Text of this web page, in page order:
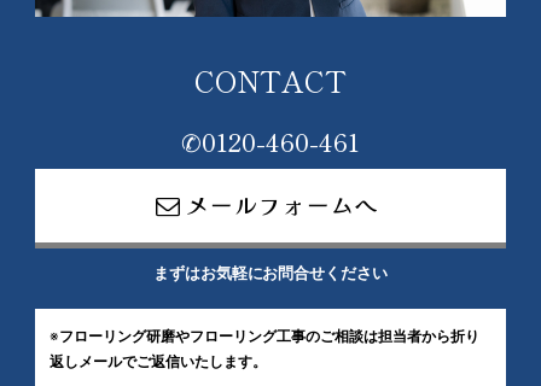
CONTACT
✆0120-460-461
メールフォームへ
まずはお気軽にお問合せください
※フローリング研磨やフローリング工事のご相談は担当者から折り
返しメールでご返信いたします。